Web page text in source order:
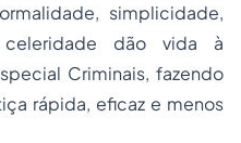
simplicidade,
dão vida à
Criminais, fazendo
rápida, eficaz e menos